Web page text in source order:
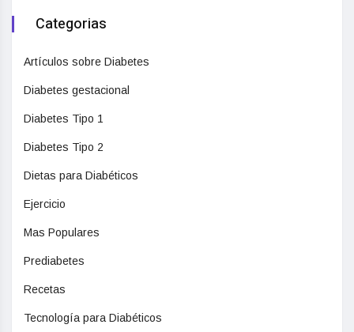
Categorias
Artículos sobre Diabetes
Diabetes gestacional
Diabetes Tipo 1
Diabetes Tipo 2
Dietas para Diabéticos
Ejercicio
Mas Populares
Prediabetes
Recetas
Tecnología para Diabéticos